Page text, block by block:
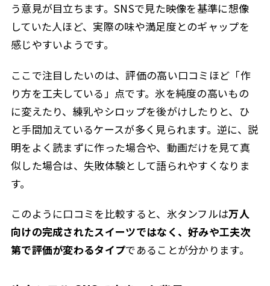
う意見が目立ちます。SNSで見た映像を基準に想像
していた人ほど、実際の味や満足度とのギャップを
感じやすいようです。
ここで注目したいのは、評価の高い口コミほど「作
り方を工夫している」点です。氷を純度の高いもの
に変えたり、練乳やシロップを後がけしたりと、ひ
と手間加えているケースが多く見られます。逆に、説
明をよく読まずに作った場合や、動画だけを見て真
似した場合は、失敗体験として語られやすくなりま
す。
このように口コミを比較すると、氷タンフルは万人
向けの完成されたスイーツではなく、好みや工夫次
第で評価が変わるタイプであることが分かります。